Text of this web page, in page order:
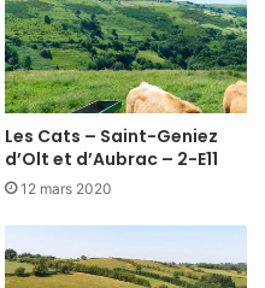
Les Cats – Saint-Geniez
d’Olt et d’Aubrac – 2-E11
12 mars 2020